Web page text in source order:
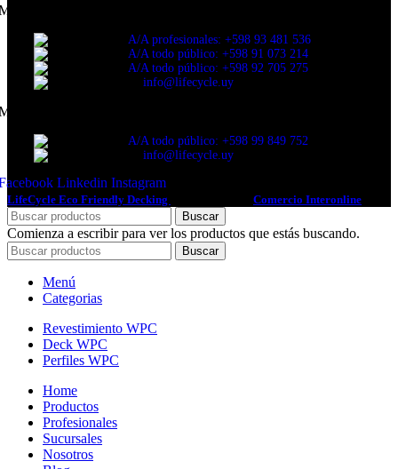
A/A profesionales: +598 93 481 536
A/A todo público: +598 91 073 214
A/A todo público: +598 92 705 275
info@lifecycle.uy
A/A todo público: +598 99 849 752
info@lifecycle.uy
Linkedin Instagram
LifeCycle Eco Friendly Decking
Comercio Interonline
Buscar
Comienza a escribir para ver los productos que estás buscando.
Buscar
Menú
Categorias
Revestimiento WPC
Deck WPC
Perfiles WPC
Home
Productos
Profesionales
Sucursales
Nosotros